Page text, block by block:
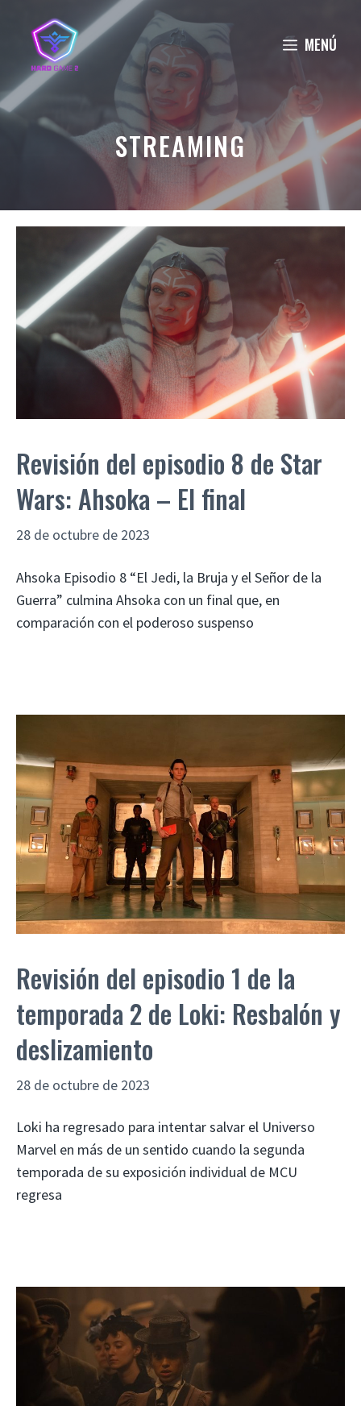
contenido
MENÚ
STREAMING
Revisión del episodio 8 de Star
Wars: Ahsoka – El final
28 de octubre de 2023
Ahsoka Episodio 8 “El Jedi, la Bruja y el Señor de la
Guerra” culmina Ahsoka con un final que, en
comparación con el poderoso suspenso
Revisión del episodio 1 de la
temporada 2 de Loki: Resbalón y
deslizamiento
28 de octubre de 2023
Loki ha regresado para intentar salvar el Universo
Marvel en más de un sentido cuando la segunda
temporada de su exposición individual de MCU
regresa